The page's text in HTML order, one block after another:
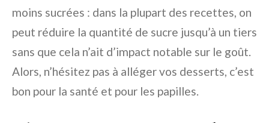
moins sucrées : dans la plupart des recettes, on
peut réduire la quantité de sucre jusqu’à un tiers
sans que cela n’ait d’impact notable sur le goût.
Alors, n’hésitez pas à alléger vos desserts, c’est
bon pour la santé et pour les papilles.